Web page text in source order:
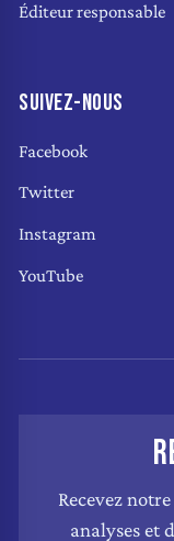
Éditeur responsable
SUIVEZ-NOUS
Facebook
Twitter
Instagram
YouTube
Recevez
analyses et